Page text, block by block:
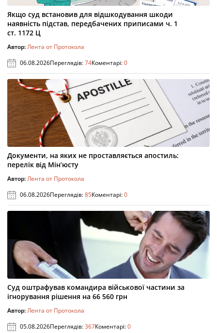
Якщо суд встановив для відшкодування шкоди
наявність підстав, передбачених приписами ч. 1
ст. 1172 Ц
Автор:Лента от Протокола
06.08.2026Переглядів:74Коментарі:0
Документи, на яких не проставляється апостиль:
перелік від Мін’юсту
Автор:Лента от Протокола
06.08.2026Переглядів:85Коментарі:0
Суд оштрафував командира військової частини за
ігнорування рішення на 66 560 грн
Автор:Лента от Протокола
05.08.2026Переглядів:367Коментарі:0